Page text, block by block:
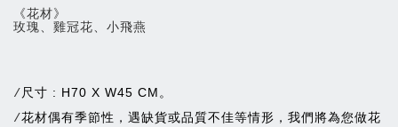
《花材》
玫瑰、雞冠花、小飛燕
/尺寸 : H70 X W45 CM。
/花材偶有季節性，遇缺貨或品質不佳等情形，我們將為您做花